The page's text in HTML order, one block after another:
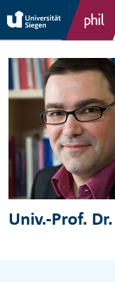
Direkt zum Inhalt
Univ.-Prof.